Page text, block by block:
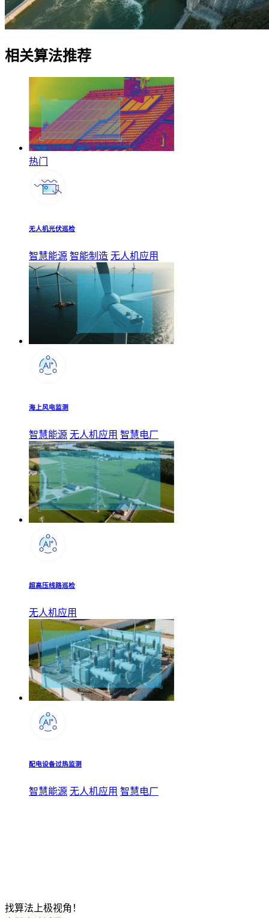
相关算法推荐
热门
无人机光伏巡检
智慧能源 智能制造 无人机应用
海上风电监测
智慧能源 无人机应用 智慧电厂
超高压线路巡检
无人机应用
配电设备过热监测
智慧能源 无人机应用 智慧电厂
找算法上极视角！